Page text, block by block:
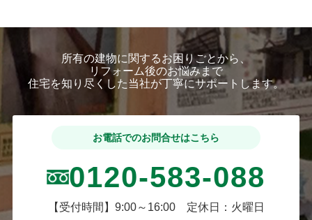
所有の建物に関するお困りごとから、
リフォーム後のお悩みまで
住宅を知り尽くした当社が丁寧にサポートします。
お電話でのお問合せはこちら
0120-583-088
【受付時間】9:00～16:00 定休日：火曜日